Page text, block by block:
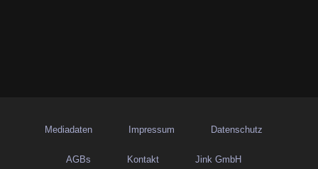
Mediadaten Impressum Datenschutz
AGBs Kontakt Jink GmbH